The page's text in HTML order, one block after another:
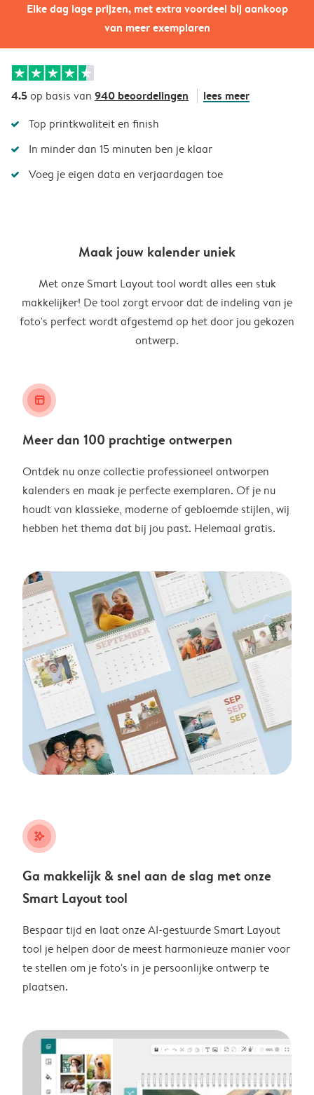
Elke dag lage prijzen, met extra voordeel bij aankoop
van meer exemplaren
4.5op basis van 940 beoordelingen lees meer
Top printkwaliteit en finish
In minder dan 15 minuten ben je klaar
Voeg je eigen data en verjaardagen toe
Maak jouw kalender uniek
Met onze Smart Layout tool wordt alles een stuk
makkelijker! De tool zorgt ervoor dat de indeling van je
foto's perfect wordt afgestemd op het door jou gekozen
ontwerp.
layout_alt
Meer dan 100 prachtige ontwerpen
Ontdek nu onze collectie professioneel ontworpen
kalenders en maak je perfecte exemplaren. Of je nu
houdt van klassieke, moderne of gebloemde stijlen, wij
hebben het thema dat bij jou past. Helemaal gratis.
stars_plus
Ga makkelijk & snel aan de slag met onze
Smart Layout tool
Bespaar tijd en laat onze AI-gestuurde Smart Layout
tool je helpen door de meest harmonieuze manier voor
te stellen om je foto's in je persoonlijke ontwerp te
plaatsen.